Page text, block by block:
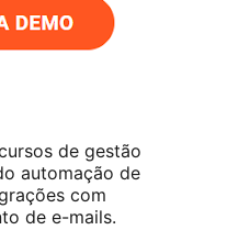
de gestão
automação de
com
de e-mails.